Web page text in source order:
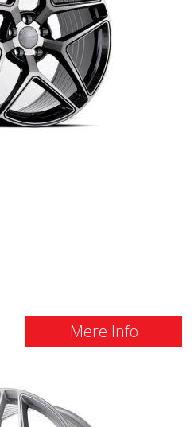
Mere Info